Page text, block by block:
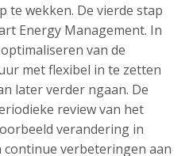
te wekken. De vierde stap
Energy Management. In
van de
met flexibel in te zetten
later verder ngaan. De
review van het
verandering in
verbeteringen aan